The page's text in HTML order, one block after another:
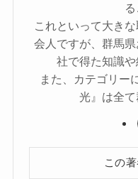
これといって大き
会人ですが、群馬
社で得た知識や
また、カテゴリー
光』は全て
この